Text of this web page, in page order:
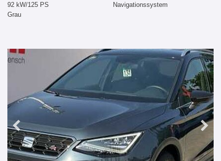
92 kW/125 PS
Grau
Navigationssystem